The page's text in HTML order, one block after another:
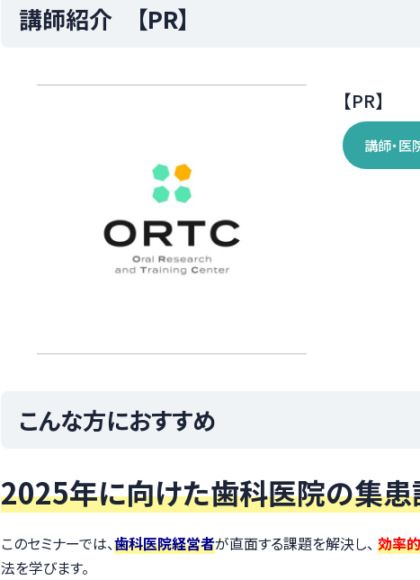
講師紹介 【PR】
【PR】
講師・医
こんな方におすすめ
2025年に向けた歯科医院の集患
このセミナーでは、歯科医院経営者が直面する課題を解決し、 効率
法を学びます。